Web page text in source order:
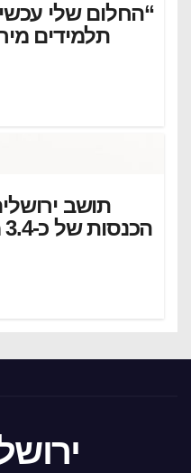
“החלום שלי
תלמידים
תושב